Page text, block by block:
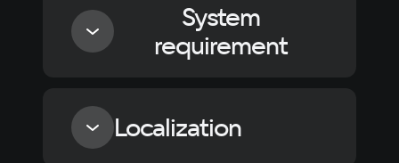
System
requirement
MinimumLocalization